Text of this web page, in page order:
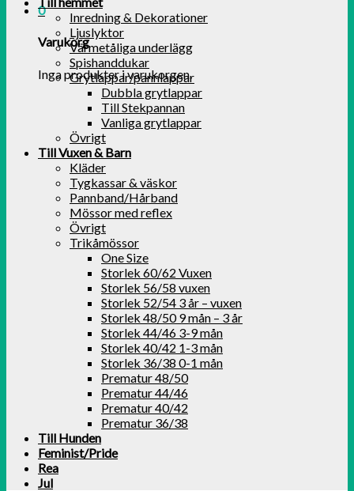
0
Varukorg
Inga produkter i varukorgen.
Inredning & Dekorationer
Ljuslyktor
Värmetåliga underlägg
Spishanddukar
Grytlappar/pannlappar
Dubbla grytlappar
Till Stekpannan
Vanliga grytlappar
Övrigt
Till Vuxen & Barn
Kläder
Tygkassar & väskor
Pannband/Hårband
Mössor med reflex
Övrigt
Trikåmössor
One Size
Storlek 60/62 Vuxen
Storlek 56/58 vuxen
Storlek 52/54 3 år – vuxen
Storlek 48/50 9 mån – 3 år
Storlek 44/46 3-9 mån
Storlek 40/42 1-3 mån
Storlek 36/38 0-1 mån
Prematur 48/50
Prematur 44/46
Prematur 40/42
Prematur 36/38
Till Hunden
Feminist/Pride
Rea
Jul